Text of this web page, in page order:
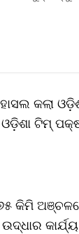
କଲା
ଓଡ଼ିଶା ଟିମ୍
କିମି